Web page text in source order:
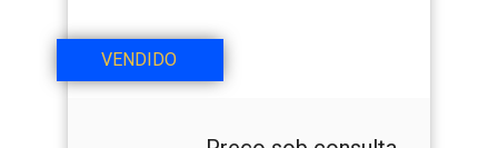
VENDIDO